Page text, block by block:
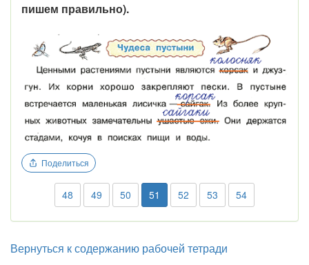
пишем правильно).
Поделиться
48 49 50 51 52 53 54
Вернуться к содержанию рабочей тетради